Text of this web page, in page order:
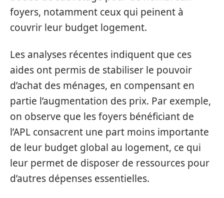
foyers, notamment ceux qui peinent à
couvrir leur budget logement.
Les analyses récentes indiquent que ces
aides ont permis de stabiliser le pouvoir
d’achat des ménages, en compensant en
partie l’augmentation des prix. Par exemple,
on observe que les foyers bénéficiant de
l’APL consacrent une part moins importante
de leur budget global au logement, ce qui
leur permet de disposer de ressources pour
d’autres dépenses essentielles.